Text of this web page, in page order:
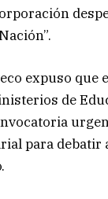
expuso que
de
para debatir